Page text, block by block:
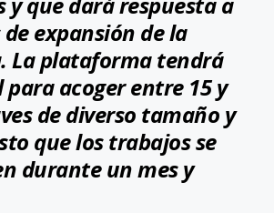
expansión de la
La plataforma tendrá
para acoger entre 15 y
de diverso tamaño y
que los trabajos se
durante un mes y